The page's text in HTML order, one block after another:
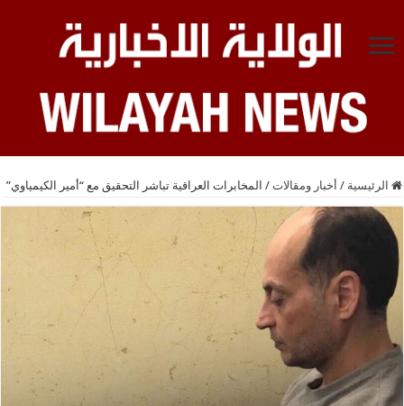
الرئيسية / أخبار ومقالات / المخابرات العراقية تباشر التحقيق مع “أمير الكيمياوي”